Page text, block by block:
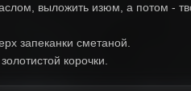
выложить изюм, а потом -
запеканки сметаной.
корочки.